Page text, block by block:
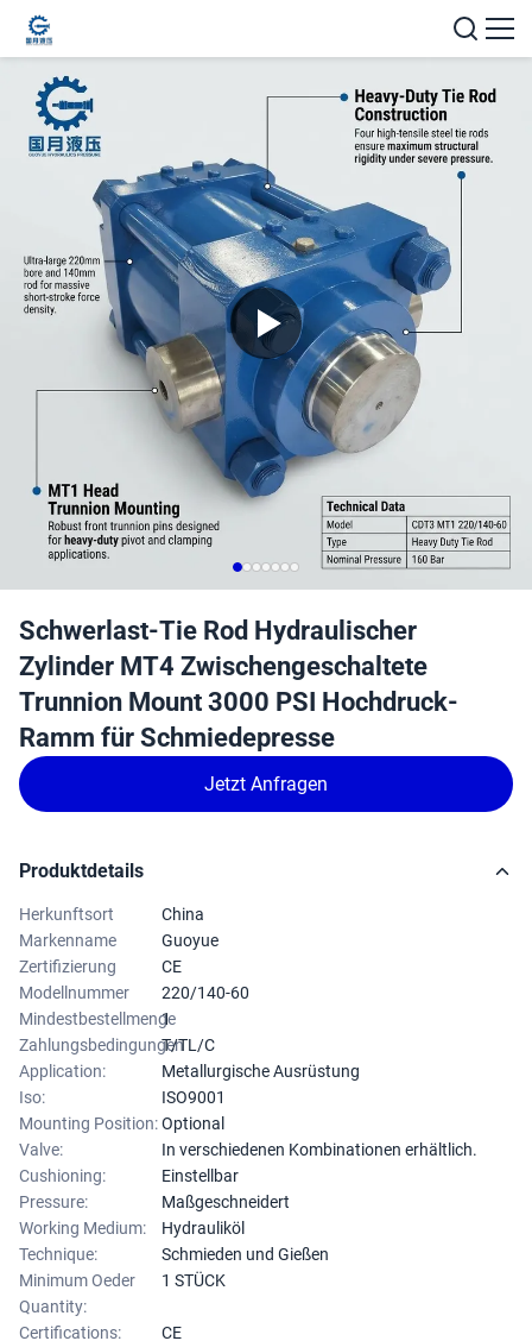
Schwerlast-Tie Rod Hydraulischer
Zylinder MT4 Zwischengeschaltete
Trunnion Mount 3000 PSI Hochdruck-
Ramm für Schmiedepresse
Jetzt Anfragen
Produktdetails
Herkunftsort
China
Markenname
Guoyue
Zertifizierung
CE
Modellnummer
220/140-60
Mindestbestellmenge
1
ZahlungsbedingungenT/TL/C
Application:
Metallurgische Ausrüstung
Iso:
ISO9001
Mounting Position:Optional
Valve:
In verschiedenen Kombinationen erhältlich.
Cushioning:
Einstellbar
Pressure:
Maßgeschneidert
Working Medium:
Hydrauliköl
Technique:
Schmieden und Gießen
Minimum Oeder
Quantity:
1 STÜCK
Certifications:
CE